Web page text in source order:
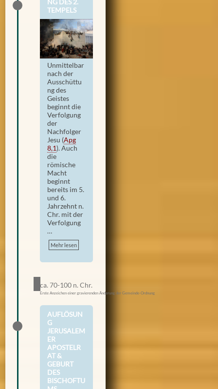
NG DES 2.
TEMPELS
Unmittelbar
nach der
Ausschüttu
ng des
Geistes
beginnt die
Verfolgung
der
Nachfolger
Jesu (Apg
8,1). Auch
die
römische
Macht
beginnt
bereits im 5.
und 6.
Jahrzehnt n.
Chr. mit der
Verfolgung
…
Mehr lesen
ca. 70-100 n. Chr.
Erste Anzeichen einer gravierenden Änderung der Gemeinde-Ordnung
AUFLÖSUN
G
JERUSALEM
ER
APOSTELR
AT &
GEBURT
DES
BISCHOFTU